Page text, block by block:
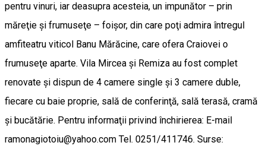
pentru vinuri, iar deasupra acesteia, un impunător – prin
măreţie şi frumuseţe – foişor, din care poţi admira întregul
amfiteatru viticol Banu Mărăcine, care ofera Craiovei o
frumuseţe aparte. Vila Mircea şi Remiza au fost complet
renovate şi dispun de 4 camere single şi 3 camere duble,
fiecare cu baie proprie, sală de conferinţă, sală terasă, cramă
şi bucătărie. Pentru informaţii privind închirierea: E-mail
ramonagiotoiu@yahoo.com Tel. 0251/411746. Surse: